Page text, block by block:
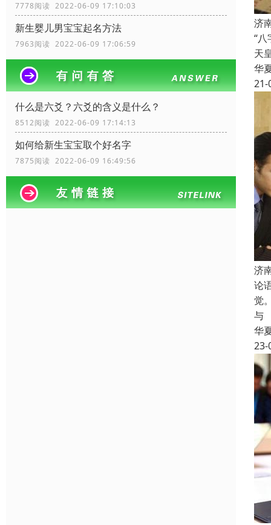
7778阅读 2022-06-09 17:10:03
新生婴儿男宝宝起名方法
7963阅读 2022-06-09 17:06:59
什么是六爻？六爻的含义是什么？
8512阅读 2022-06-09 17:14:13
如何给新生宝宝取个好名字
7875阅读 2022-06-09 16:49:56
济
“
天
华
21-
济
论
觉
与
华
23-